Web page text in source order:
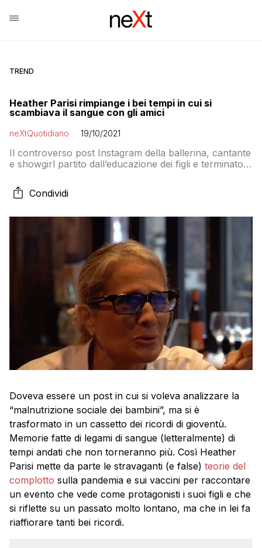
TREND
Heather Parisi rimpiange i bei tempi in cui si
scambiava il sangue con gli amici
neXtQuotidiano 19/10/2021
Il controverso post Instagram della ballerina, cantante
e showgirl partito dall’educazione dei figli e terminato
sue amicizie “sanguigne”
Condividi
Doveva essere un post in cui si voleva analizzare la
“malnutrizione sociale dei bambini”, ma si è
trasformato in un cassetto dei ricordi di gioventù.
Memorie fatte di legami di sangue (letteralmente) di
tempi andati che non torneranno più. Così Heather
Parisi mette da parte le stravaganti (e false) teorie del
complotto sulla pandemia e sui vaccini per raccontare
un evento che vede come protagonisti i suoi figli e che
si riflette su un passato molto lontano, ma che in lei fa
riaffiorare tanti bei ricordi.